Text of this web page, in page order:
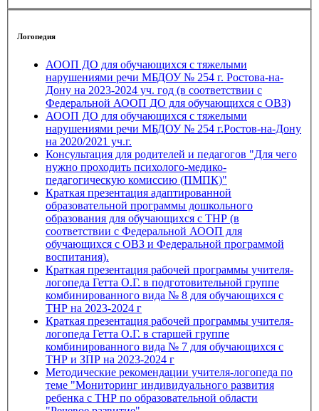
Логопедия
АООП ДО для обучающихся с тяжелыми
нарушениями речи МБДОУ № 254 г. Ростова-на-
Дону на 2023-2024 уч. год (в соответствии с
Федеральной АООП ДО для обучающихся с ОВЗ)
АООП ДО для обучающихся с тяжелыми
нарушениями речи МБДОУ № 254 г.Ростов-на-Дону
на 2020/2021 уч.г.
Консультация для родителей и педагогов "Для чего
нужно проходить психолого-медико-
педагогическую комиссию (ПМПК)"
Краткая презентация адаптированной
образовательной программы дошкольного
образования для обучающихся с ТНР (в
соответствии с Федеральной АООП для
обучающихся с ОВЗ и Федеральной программой
воспитания).
Краткая презентация рабочей программы учителя-
логопеда Гетта О.Г. в подготовительной группе
комбинированного вида № 8 для обучающихся с
ТНР на 2023-2024 г
Краткая презентация рабочей программы учителя-
логопеда Гетта О.Г. в старшей группе
комбинированного вида № 7 для обучающихся с
ТНР и ЗПР на 2023-2024 г
Методические рекомендации учителя-логопеда по
теме "Мониторинг индивидуального развития
ребенка с ТНР по образовательной области